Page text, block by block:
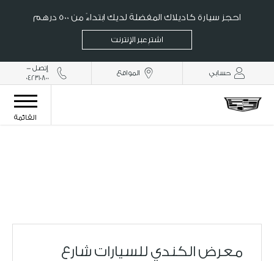
احجز سيارة كاديلاك المفضلة لديك ابتداءً من 500 درهم
اشترِ عبر الإنترنت
حسابي المواقع
إتصل -
042310800
القائمة
معرض الكندي للسيارات شارع